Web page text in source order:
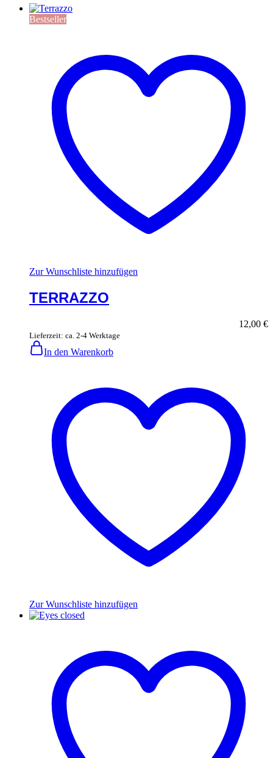
Bestseller
Zur Wunschliste hinzufügen
TERRAZZO
12,00 €
Lieferzeit: ca. 2-4 Werktage
In den Warenkorb
Zur Wunschliste hinzufügen